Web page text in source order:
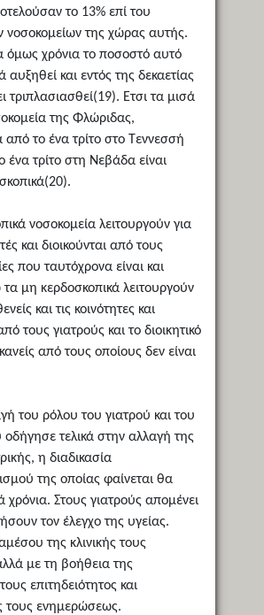
το 13% επί του
νοσοκομείων της χώρας αυτής.
όμως χρόνια το ποσοστό αυτό
αυξηθεί και εντός της δεκαετίας
τριπλασιασθεί(19). Ετσι τα μισά
της Φλώριδας,
από το ένα τρίτο στο Τεννεσσή
ένα τρίτο στη Νεβάδα είναι
νοσοκομεία λειτουργούν για
και διοικούνται από τους
που ταυτόχρονα είναι και
τα μη κερδοσκοπικά λειτουργούν
και τις κοινότητες και
τους γιατρούς και το διοικητικό
από τους οποίους δεν είναι
του ρόλου του γιατρού και του
οδήγησε τελικά στην αλλαγή της
η διαδικασία
της οποίας φαίνεται θα
χρόνια. Στους γιατρούς απομένει
τον έλεγχο της υγείας.
της κλινικής τους
με τη βοήθεια της
επιτηδειότητος και
τους ενημερώσεως.